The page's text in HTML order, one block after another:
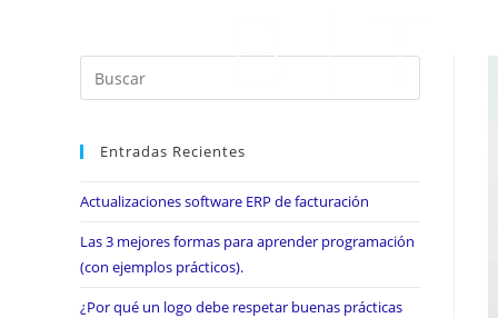
Entradas Recientes
Actualizaciones software ERP de facturación
Las 3 mejores formas para aprender programación
(con ejemplos prácticos).
¿Por qué un logo debe respetar buenas prácticas